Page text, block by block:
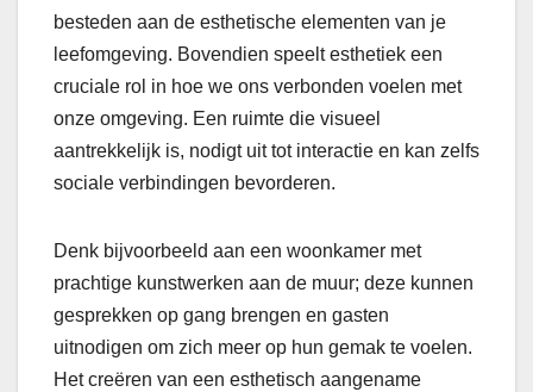
besteden aan de esthetische elementen van je
leefomgeving. Bovendien speelt esthetiek een
cruciale rol in hoe we ons verbonden voelen met
onze omgeving. Een ruimte die visueel
aantrekkelijk is, nodigt uit tot interactie en kan zelfs
sociale verbindingen bevorderen.
Denk bijvoorbeeld aan een woonkamer met
prachtige kunstwerken aan de muur; deze kunnen
gesprekken op gang brengen en gasten
uitnodigen om zich meer op hun gemak te voelen.
Het creëren van een esthetisch aangename